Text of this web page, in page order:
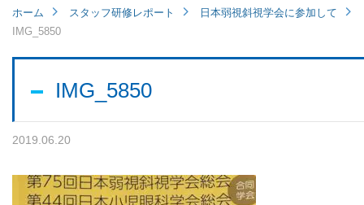
視能訓練士メッセージ
ホーム スタッフ研修レポート
日本弱視斜視学会に参加して
IMG_5850
IMG_5850
2019.06.20